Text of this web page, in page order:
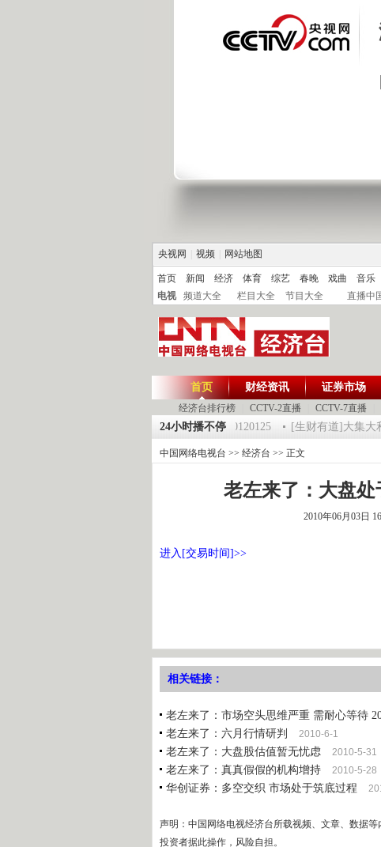
央视网 视频 网站地图
首页 新闻 经济 体育 综艺 春晚 戏曲 音乐
电视
频道大全 栏目大全 节目大全 直播中
首页
经济台排行榜 CCTV-2直播 CCTV-7直播
财经资讯 证券市场
24小时播不停
《第一时间》 20120125 [生财有道]大集大利
中国网络电视台 >> 经济台 >> 正文
老左来了：大盘
2010年06月03日
进入[交易时间]>>
相关链接：
老左来了：市场空头思维严重 需耐心等待
老左来了：六月行情研判 2010-6-1
老左来了：大盘股估值暂无忧虑 2010-5-31
老左来了：真真假假的机构增持 2010-5-28
华创证券：多空交织 市场处于筑底过程
声明：中国网络电视经济台所载视频、文章、数据
投资者据此操作，风险自担。